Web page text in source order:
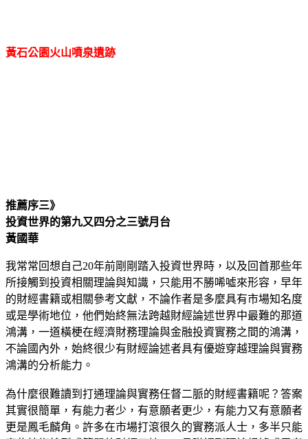
黃石公園火山噴泉遺跡
推薦序三》
投資世界的第九又四分之三號月台
黃國華
我常常回想自己20年前剛剛踏入投資世界時，以及回首那些年
所接觸到投資相關理論與知識，只能用不勝唏噓來形容，早年
的財經書籍或相關參考文獻，不論作者是多麼具有市場知名度
或是學術地位，他們始終無法跨越財經論述世界中最難的那道
鴻溝，一道橫梗在經濟財務理論與金融投資實務之間的鴻溝，
不論國內外，始終很少有財經論述者具有優遊穿越理論與實務
鴻溝的分析能力。
為什麼很難讀到打通理論與實務任督二脈的財經書籍呢？答案
其實很簡單，有能力者少，有意願者更少，有能力又有意願者
更是鳳毛麟角。許多在市場打滾很久的實務派人士，多半只能